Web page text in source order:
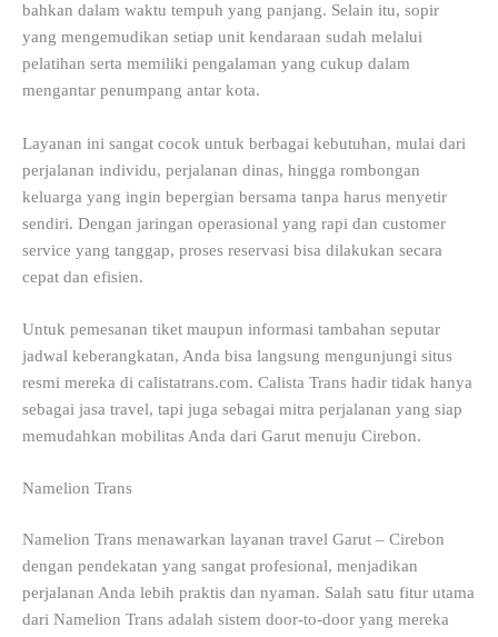
bahkan dalam waktu tempuh yang panjang. Selain itu, sopir
yang mengemudikan setiap unit kendaraan sudah melalui
pelatihan serta memiliki pengalaman yang cukup dalam
mengantar penumpang antar kota.
Layanan ini sangat cocok untuk berbagai kebutuhan, mulai dari
perjalanan individu, perjalanan dinas, hingga rombongan
keluarga yang ingin bepergian bersama tanpa harus menyetir
sendiri. Dengan jaringan operasional yang rapi dan customer
service yang tanggap, proses reservasi bisa dilakukan secara
cepat dan efisien.
Untuk pemesanan tiket maupun informasi tambahan seputar
jadwal keberangkatan, Anda bisa langsung mengunjungi situs
resmi mereka di calistatrans.com. Calista Trans hadir tidak hanya
sebagai jasa travel, tapi juga sebagai mitra perjalanan yang siap
memudahkan mobilitas Anda dari Garut menuju Cirebon.
Namelion Trans
Namelion Trans menawarkan layanan travel Garut – Cirebon
dengan pendekatan yang sangat profesional, menjadikan
perjalanan Anda lebih praktis dan nyaman. Salah satu fitur utama
dari Namelion Trans adalah sistem door-to-door yang mereka